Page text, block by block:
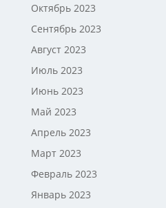
Октябрь 2023
Сентябрь 2023
Август 2023
Июль 2023
Июнь 2023
Май 2023
Апрель 2023
Март 2023
Февраль 2023
Январь 2023